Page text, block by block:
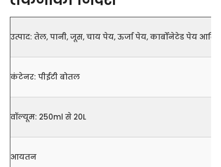
उत्पाद: तेल, पानी, जूस, चाय पेय, ऊर्जा पेय, कार्बोनेटेड पेय आदि।
कंटेनर: पीईटी बोतल
वॉल्यूम: 250ml से 20L
आयतन